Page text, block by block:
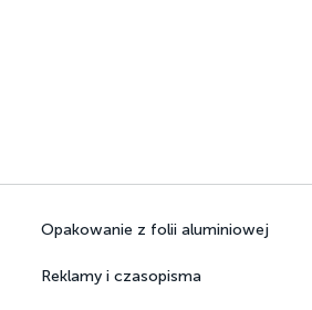
Opakowanie z folii aluminiowej
Reklamy i czasopisma